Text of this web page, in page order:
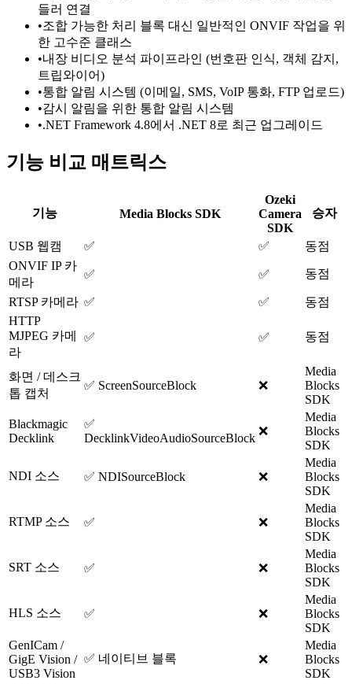
들러 연결
•조합 가능한 처리 블록 대신 일반적인 ONVIF 작업을 위
한 고수준 클래스
•내장 비디오 분석 파이프라인 (번호판 인식, 객체 감지,
트립와이어)
•통합 알림 시스템 (이메일, SMS, VoIP 통화, FTP 업로드)
•감시 알림을 위한 통합 알림 시스템
•.NET Framework 4.8에서 .NET 8로 최근 업그레이드
기능 비교 매트릭스
기능 Media Blocks SDK
Ozeki
Camera
SDK
승자
USB 웹캠 ✅ ✅
동점
ONVIF IP 카
메라
✅ ✅ 동점
RTSP 카메라 ✅ ✅
동점
HTTP
MJPEG 카메
라
✅ ✅ 동점
화면 / 데스크
톱 캡처
✅ ScreenSourceBlock ❌
Media
Blocks
SDK
Blackmagic
Decklink
✅
DecklinkVideoAudioSourceBlock
❌
Media
Blocks
SDK
NDI 소스 ✅ NDISourceBlock ❌
Media
Blocks
SDK
RTMP 소스 ✅ ❌
Media
Blocks
SDK
SRT 소스 ✅ ❌
Media
Blocks
SDK
HLS 소스 ✅ ❌
Media
Blocks
SDK
GenICam /
GigE Vision /
USB3 Vision
✅ 네이티브 블록 ❌
Media
Blocks
SDK